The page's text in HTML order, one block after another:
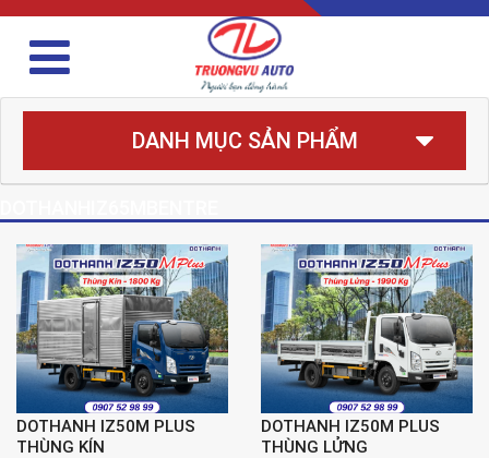
DANH MỤC SẢN PHẨM
DOTHANH IZ50M PLUS
THÙNG KÍN
DOTHANH IZ50M PLUS
THÙNG LỬNG